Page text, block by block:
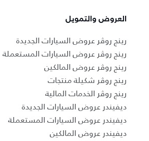
العروض والتمويل
رينج روڤر عروض السيارات الجديدة
رينج روڤر عروض السيارات المستعملة
رينج روڤر عروض المالكين
رينج روڤر شكيلة منتجات
رينج روڤر الخدمات المالية
ديفيندر عروض السيارات الجديدة
ديفيندر عروض السيارات المستعملة
ديفيندر عروض المالكين